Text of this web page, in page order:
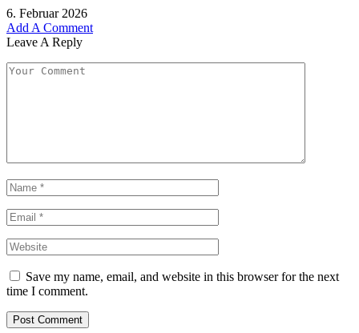
6. Februar 2026
Add A Comment
Leave A Reply
Save my name, email, and website in this browser for the next
time I comment.